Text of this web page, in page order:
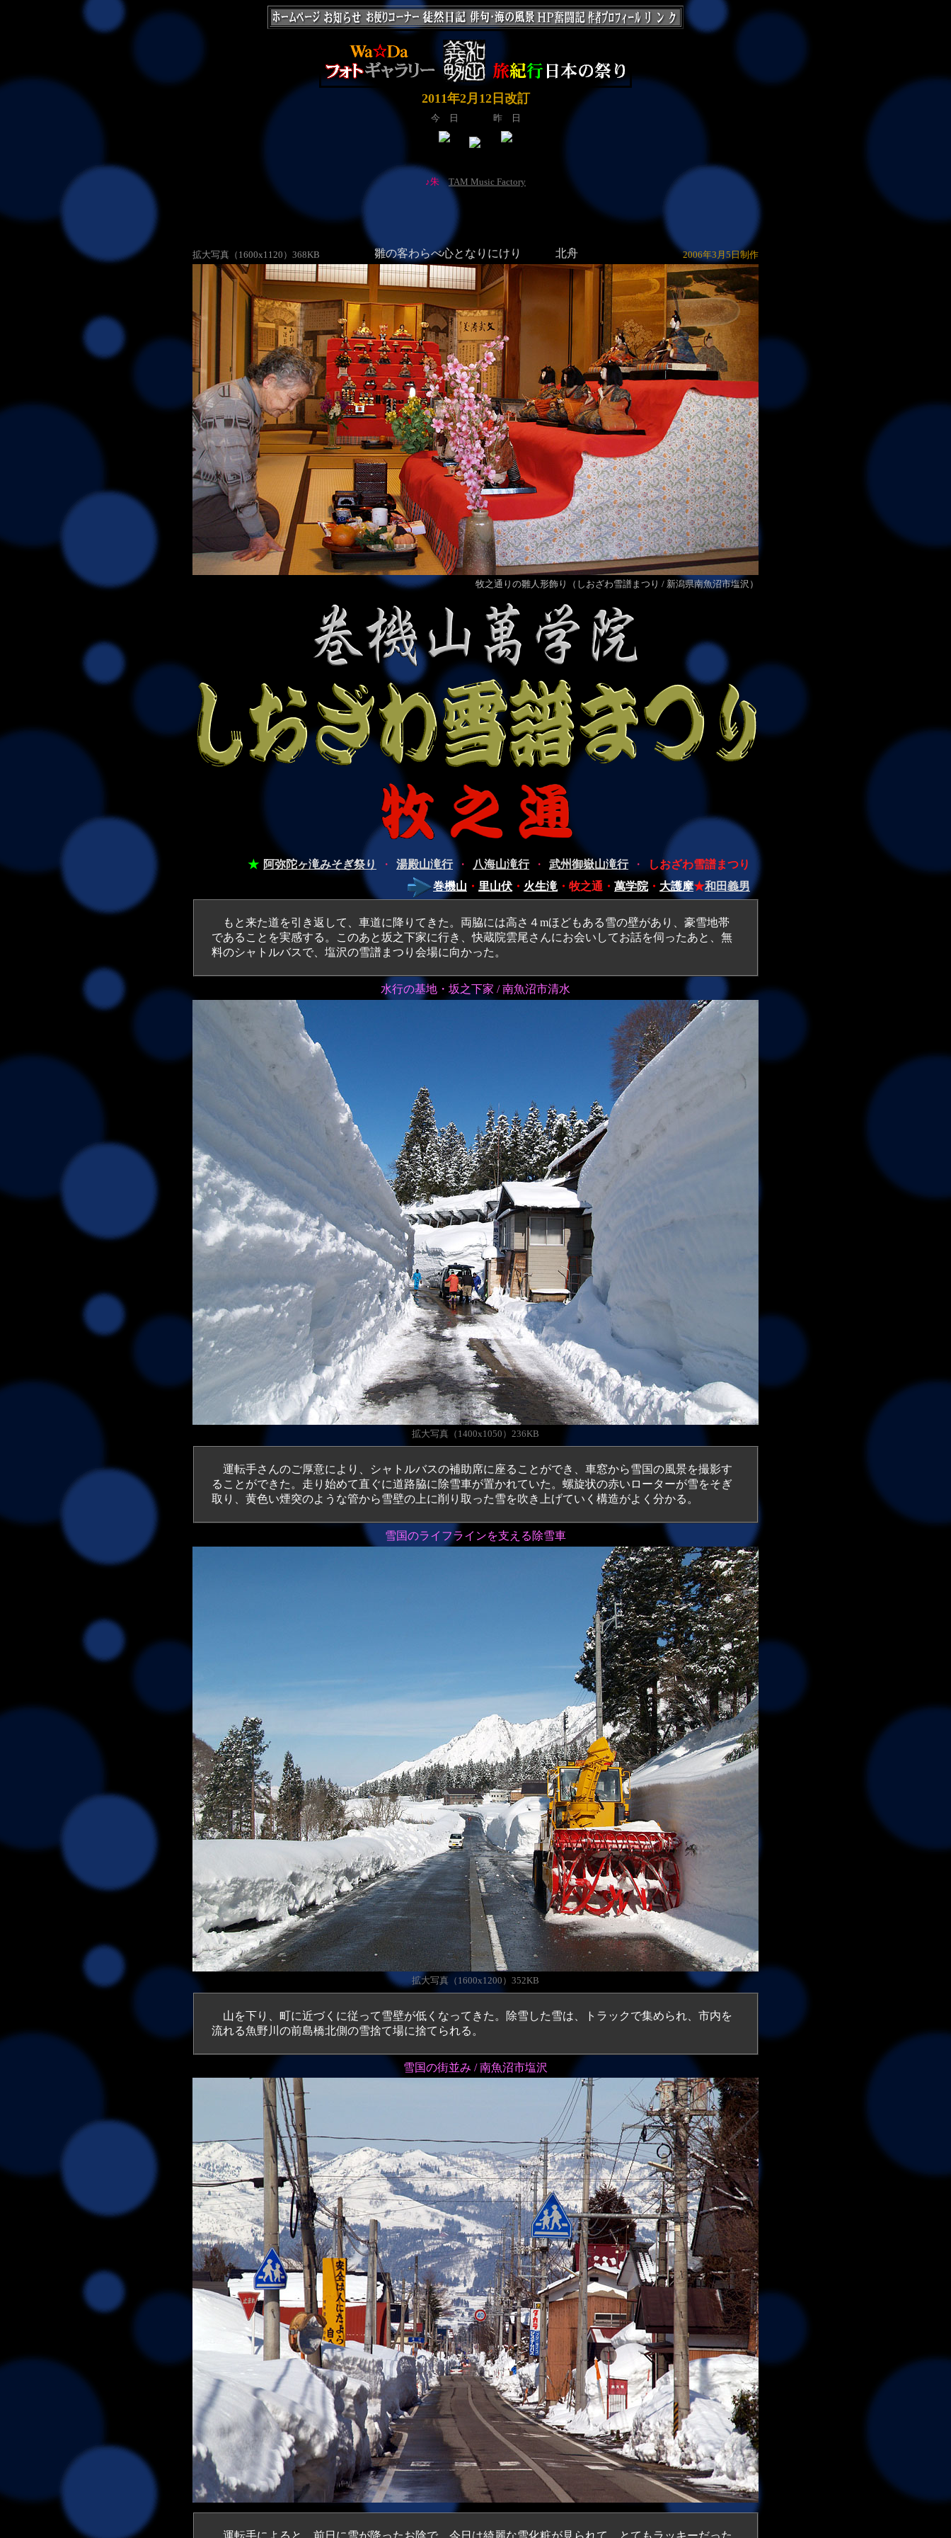
2011年2月12日改訂
今 日 昨 日
♪朱 TAM Music Factory
拡大写真（1600x1120）368KB 雛の客わらべ心となりにけり 北舟 2006年3月5日制作
牧之通りの雛人形飾り（しおざわ雪譜まつり / 新潟県南魚沼市塩沢）
★ 阿弥陀ヶ滝みそぎ祭り ・ 湯殿山滝行 ・ 八海山滝行 ・ 武州御嶽山滝行 ・
しおざわ雪譜まつり
巻機山 ・ 里山伏 ・ 火生滝 ・ 牧之通 ・ 萬学院・ 大護摩★和田義男
もと来た道を引き返して、車道に降りてきた。両脇には高さ４mほどもある雪の壁があり、豪雪地帯
であることを実感する。このあと坂之下家に行き、快蔵院雲尾さんにお会いしてお話を伺ったあと、無
料のシャトルバスで、塩沢の雪譜まつり会場に向かった。
水行の基地・坂之下家 / 南魚沼市清水
拡大写真（1400x1050）236KB
運転手さんのご厚意により、シャトルバスの補助席に座ることができ、車窓から雪国の風景を撮影す
ることができた。走り始めて直ぐに道路脇に除雪車が置かれていた。螺旋状の赤いローターが雪をそぎ
取り、黄色い煙突のような管から雪壁の上に削り取った雪を吹き上げていく構造がよく分かる。
雪国のライフラインを支える除雪車
拡大写真（1600x1200）352KB
山を下り、町に近づくに従って雪壁が低くなってきた。除雪した雪は、トラックで集められ、市内を
流れる魚野川の前島橋北側の雪捨て場に捨てられる。
雪国の街並み / 南魚沼市塩沢
運転手によると、前日に雪が降ったお陰で、今日は綺麗な雪化粧が見られて、とてもラッキーだった